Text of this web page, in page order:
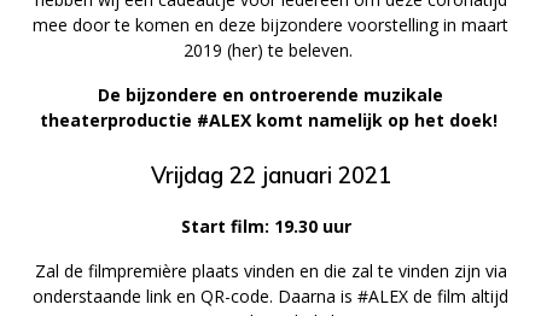
mee door te komen en deze bijzondere voorstelling in maart
2019 (her) te beleven.
De bijzondere en ontroerende muzikale
theaterproductie #ALEX komt namelijk op het doek!
Vrijdag 22 januari 2021
Start film: 19.30 uur
Zal de filmpremière plaats vinden en die zal te vinden zijn via
onderstaande link en QR-code. Daarna is #ALEX de film altijd